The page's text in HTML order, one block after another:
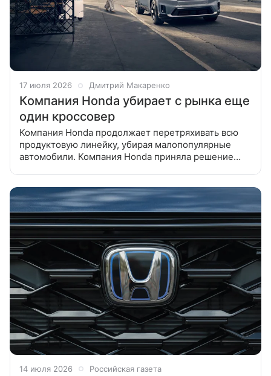
17 июля 2026 Дмитрий Макаренко
Компания Honda убирает с рынка еще
один кроссовер
Компания Honda продолжает перетряхивать всю
продуктовую линейку, убирая малопопулярные
автомобили. Компания Honda приняла решение
14 июля 2026 Российская газета